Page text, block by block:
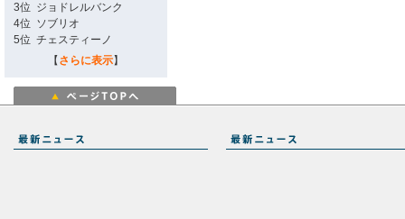
3位 ジョドレルバンク
4位 ソブリオ
5位 チェスティーノ
【 さらに表示】